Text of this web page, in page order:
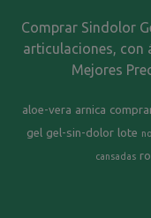
Comprar Sindolor
articulaciones, con
Mejores
aloe-vera arnica
gel gel-sin-dolor lote
cansadas